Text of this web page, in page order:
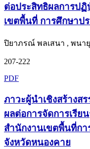
ต่อประสิทธิผลการป
เขตพื้นที่ การศึกษาป
ปิยาภรณ์ พลเสนา , พนา
207-222
PDF
ภาวะผู้นำเชิงสร้างส
ผลต่อการจัดการเรีย
สำนักงานเขตพื้นที่กา
จังหวัดหนองคาย